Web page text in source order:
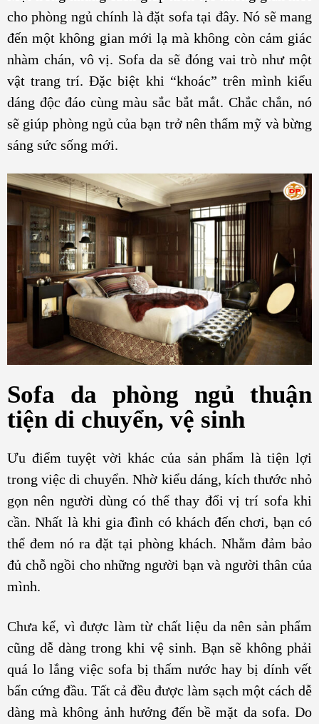
cho phòng ngủ chính là đặt sofa tại đây. Nó sẽ mang
đến một không gian mới lạ mà không còn cảm giác
nhàm chán, vô vị. Sofa da sẽ đóng vai trò như một
vật trang trí. Đặc biệt khi “khoác” trên mình kiểu
dáng độc đáo cùng màu sắc bắt mắt. Chắc chắn, nó
sẽ giúp phòng ngủ của bạn trở nên thẩm mỹ và bừng
sáng sức sống mới.
Sofa da phòng ngủ thuận
tiện di chuyển, vệ sinh
Ưu điểm tuyệt vời khác của sản phẩm là tiện lợi
trong việc di chuyển. Nhờ kiểu dáng, kích thước nhỏ
gọn nên người dùng có thể thay đổi vị trí sofa khi
cần. Nhất là khi gia đình có khách đến chơi, bạn có
thể đem nó ra đặt tại phòng khách. Nhằm đảm bảo
đủ chỗ ngồi cho những người bạn và người thân của
mình.
Chưa kể, vì được làm từ chất liệu da nên sản phẩm
cũng dễ dàng trong khi vệ sinh. Bạn sẽ không phải
quá lo lắng việc sofa bị thấm nước hay bị dính vết
bẩn cứng đầu. Tất cả đều được làm sạch một cách dễ
dàng mà không ảnh hưởng đến bề mặt da sofa. Do